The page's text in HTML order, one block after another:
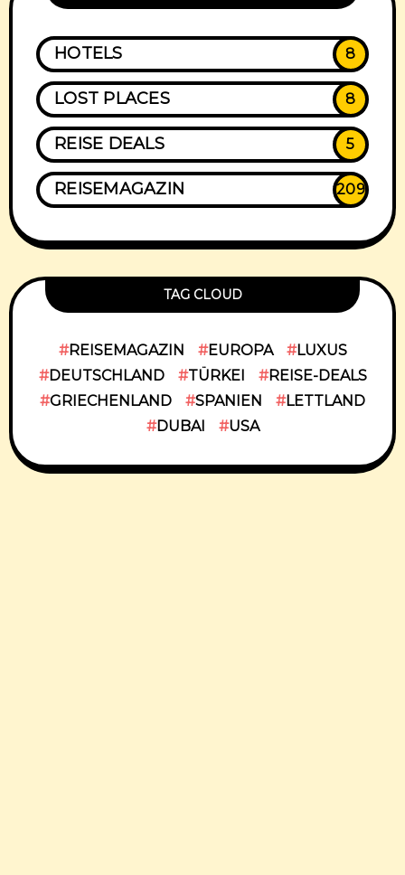
HOTELS 8
LOST PLACES 8
REISE DEALS 5
REISEMAGAZIN 209
TAG CLOUD
REISEMAGAZIN EUROPA
LUXUS
DEUTSCHLAND
TÜRKEI
REISE-DEALS
GRIECHENLAND
SPANIEN
LETTLAND
DUBAI
USA